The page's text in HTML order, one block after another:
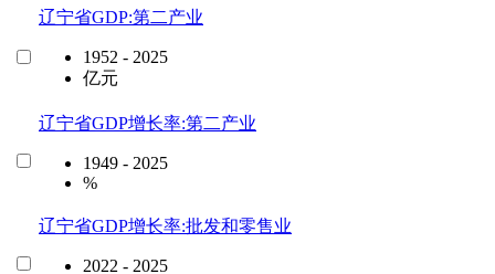
辽宁省GDP:第二产业
1952 - 2025
亿元
辽宁省GDP增长率:第二产业
1949 - 2025
%
辽宁省GDP增长率:批发和零售业
2022 - 2025